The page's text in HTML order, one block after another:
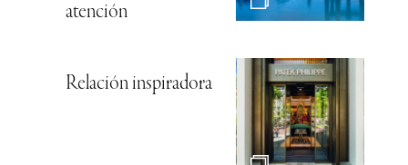
atención
Relación inspiradora